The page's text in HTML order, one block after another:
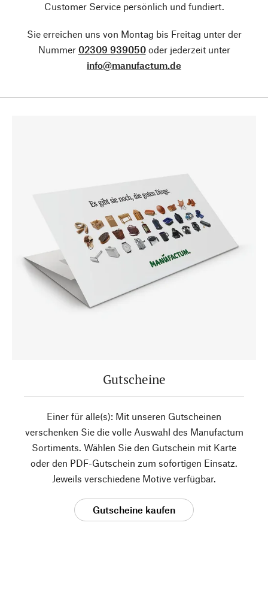
Customer Service persönlich und fundiert.
Sie erreichen uns von Montag bis Freitag unter der
Nummer 02309 939050oder jederzeit unter
info@manufactum.de
Gutscheine
Einer für alle(s): Mit unseren Gutscheinen
verschenken Sie die volle Auswahl des Manufactum
Sortiments. Wählen Sie den Gutschein mit Karte
oder den PDF-Gutschein zum sofortigen Einsatz.
Jeweils verschiedene Motive verfügbar.
Gutscheine kaufen